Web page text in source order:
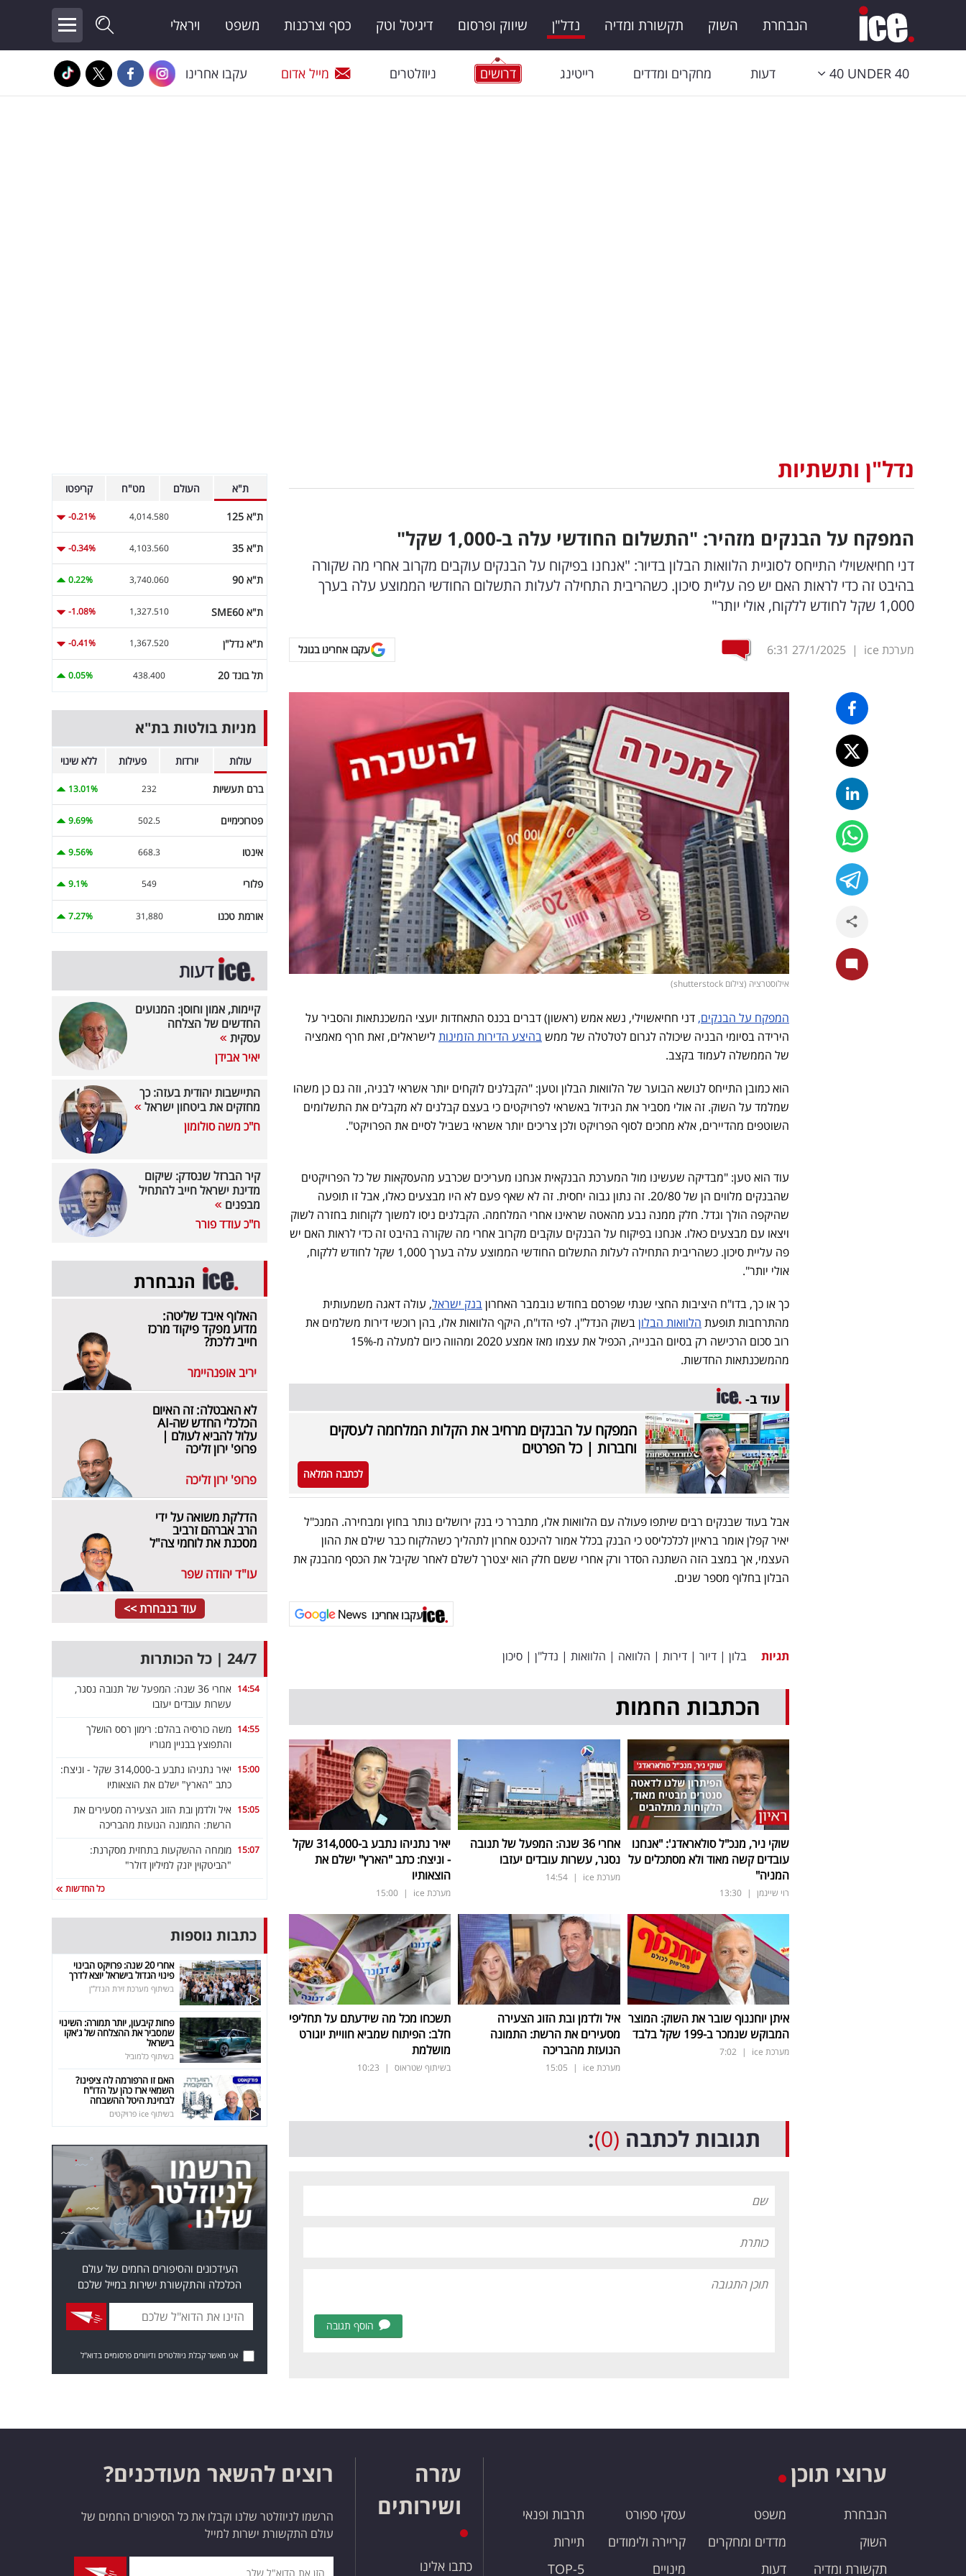
הנבחרת השוק תקשורת ומדיה נדל"ן שיווק ופרסום דיגיטל וטק כסף וצרכנות משפט ויראלי
40 UNDER 40 דעות מחקרים ומדדים רייטינג דרושים ניוזלטרים מייל אדום עקבו אחרינו
נדל"ן ותשתיות
המפקח על הבנקים מזהיר: "התשלום החודשי עלה ב-1,000 שקל"
דני חחיאשוילי התייחס לסוגיית הלוואות הבלון בדיור: "אנחנו בפיקוח על הבנקים עוקבים מקרוב אחרי מה שקורה
בהיבט זה כדי לראות האם יש פה עליית סיכון. כשהריבית התחילה לעלות התשלום החודשי הממוצע עלה בערך
1,000 שקל לחודש ללקוח, אולי יותר"
מערכת ice |
27/1/2025
6:31 עקבו אחרינו בגוגל
אילוסטרציה (צילום shutterstock)
המפקח על הבנקים, דני חחיאשוילי, נשא אמש (ראשון) דברים בכנס התאחדות יועצי המשכנתאות והסביר על
הירידה בסיומי הבניה שיכולה לגרום לטלטלה של ממשבהיצע הדירות הזמינותלישראלים, זאת חרף מאמציה
של הממשלה לעמוד בקצב.
הוא כמובן התייחס לנושא הבוער של הלוואות הבלון וטען: "הקבלנים לוקחים יותר אשראי לבניה, וזה גם כן משהו
שמלמד על השוק. זה אולי מסביר את הגידול באשראי לפרויקטים כי בעצם קבלנים לא מקבלים את התשלומים
השוטפים מהדיירים, אלא מחכים לסוף הפרויקט ולכן צריכים יותר אשראי בשביל לסיים את הפרויקט".
עוד הוא טען: "מבדיקה שעשינו מול המערכת הבנקאית אנחנו מעריכים שכרבע מהעסקאות של כל הפרויקטים
שהבנקים מלווים הן של 20/80. זה נתון גבוה יחסית. זה לא שאף פעם לא היו מבצעים כאלו, אבל זו תופעה
שהיקפה הולך וגדל. חלק ממנה נבע מהאטה שראינו אחרי המלחמה. הקבלנים ניסו למשוך לקוחות בחזרה לשוק
ויצאו עם מבצעים כאלו. אנחנו בפיקוח על הבנקים עוקבים מקרוב אחרי מה שקורה בהיבט זה כדי לראות האם יש
פה עליית סיכון. כשהריבית התחילה לעלות התשלום החודשי הממוצע עלה בערך 1,000 שקל לחודש ללקוח,
אולי יותר".
כך או כך, בדו"ח היציבות החצי שנתי שפרסם בחודש נובמבר האחרוןבנק ישראל, עולה דאגה משמעותית
מהתרחבות תופעת הלוואות הבלוןבשוק הנדל"ן. לפי הדו"ח, היקף הלוואות אלו, בהן רוכשי דירות משלמים את
רוב סכום הרכישה רק בסיום הבנייה, הכפיל את עצמו מאז אמצע 2020 ומהווה כיום למעלה מ-15%
מהמשכנתאות החדשות.
עוד ב-
המפקח על הבנקים מרחיב את הקלות המלחמה לעסקים
וחברות | כל הפרטים
לכתבה המלאה
אבל בעוד שבנקים רבים שיתפו פעולה עם הלוואות אלו, מתברר כי בנק ירושלים נותר בחוץ ומבחירה. המנכ"ל
יאיר קפלן אומר בראיון לכלכליסט כי הבנק בכלל אמור להיכנס אחרון לתהליך כשהלקוח כבר שילם את ההון
העצמי, אך במצב הזה השתנה הסדר ורק אחרי ששם חלק הוא יצטרך לשלם לאחר שקיבל את הכסף מהבנק את
הבלון בחלוף מספר שנים.
עקבו אחרינו
תגיות בלון | דיור | דירות | הלוואה | הלוואות | נדל"ן | סיכון
הכתבות החמות
שוקי ניר, מנכ"ל סולאראדג': "אנחנו
עובדים קשה מאוד ולא מסתכלים על
המניה"
רוי שיינמן |
13:30
אחרי 36 שנה: המפעל של תנובה
נסגר, עשרות עובדים יעזבו
מערכת ice |
14:54
יאיר נתניהו נתבע ב-314,000 שקל
- וניצח: כתב "הארץ" ישלם את
הוצאותיו
מערכת ice |
15:00
איתן יוחננוף שובר את השוק: המוצר
המבוקש שנמכר ב-199 שקל בלבד
מערכת ice |
7:02
איל ולדמן ובת הזוג הצעירה
מסעירים את הרשת: התמונה
הנועזת מהבריכה
מערכת ice |
15:05
תשכחו מכל מה שידעתם על תחליפי
חלב: הפיתוח שמביא חוויית יוגורט
מושלמת
בשיתוף שטראוס |
10:23
תגובות לכתבה (0)
:
הוסף תגובה
ת"א העולם מט"ח קריפטו
ת"א 125 4,014.580
-0.21%
ת"א 35 4,103.560
-0.34%
ת"א 90 3,740.060
0.22%
ת"א SME60 1,327.510
-1.08%
ת"א נדל"ן 1,367.520
-0.41%
תל בונד 20 438.400
0.05%
מניות בולטות בת"א
עולות יורדות פעילות ללא שינוי
ברם תעשיות 232
13.01%
פטרוכימיים 502.5
9.69%
אינטו 668.3
9.56%
פלורי 549
9.1%
אורמת טכנו 31,880
7.27%
דעות
קיימות, אמון וחוסן: המנועים
החדשים של הצלחה
עסקית
יאיר אבידן
התיישבות יהודית בעזה: כך
מחזקים את ביטחון ישראל
ח"כ משה סולומון
קיר הברזל שנסדק: שיקום
מדינת ישראל חייב להתחיל
מבפנים
ח"כ עודד פורר
הנבחרת
האלוף איבד שליטה:
מדוע מפקד פיקוד מרכז
חייב ללכת?
יריב אופנהיימר
לא האבטלה: זה האיום
הכלכלי החדש שה-AI
עלול להביא לעולם |
פרופ' ירון זליכה
פרופ' ירון זליכה
הדלקת משואה על ידי
הרב אברהם זרביב
מסכנת את לוחמי צה"ל
עו"ד יהודה שפר
עוד בנבחרת >>
24/7 | כל הכותרות
14:54
אחרי 36 שנה: המפעל של תנובה נסגר,
עשרות עובדים יעזבו
14:55 משה כורסיה בהלם: רימון רסס הושלך
והתפוצץ בבניין מגוריו
15:00
יאיר נתניהו נתבע ב-314,000 שקל - וניצח:
כתב "הארץ" ישלם את הוצאותיו
15:05 איל ולדמן ובת הזוג הצעירה מסעירים את
הרשת: התמונה הנועזת מהבריכה
15:07 מומחה ההשקעות בתחזית מסקרנת:
"הביטקוין יזנק למיליון דולר"
כל החדשות
כתבות נוספות
אחרי 20 שנה: פרויקט הבינוי
פינוי הגדול בישראל יוצא לדרך
בשיתוף מערכת זירת הנדל"ן
פחות קיבעון, יותר תמורה: השינוי
שמסביר את ההצלחה של ג'אקו
בישראל
בשיתוף כלמוביל
האם זו הרפורמה לה ציפינו?
השמאי ארז כהן על הדו"ח
לבחינת היטל ההשבחה
בשיתוף ice פרויקטים
העידכונים והסיפורים החמים של עולם
הכלכלה והתקשורת ישירות במייל שלכם
אני מאשר קבלת ניוזלטרים ודיוורים פרסומיים בדוא"ל
ערוצי תוכן
הנבחרת
השוק
תקשורת ומדיה
משפט
מדדים ומחקרים
דעות
עסקי ספורט
קריירה ולימודים
מינויים
תרבות ופנאי
תיירות
TOP-5
עזרה
ושירותים
כתבו אלינו
רוצים להשאר מעודכנים?
הרשמו לניוזלטר שלנו וקבלו את כל הסיפורים החמים של
עולם התקשורת ישרות למייל